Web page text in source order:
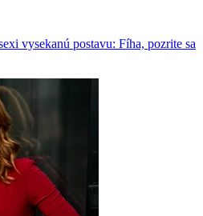
vysekanú postavu: Fíha, pozrite sa